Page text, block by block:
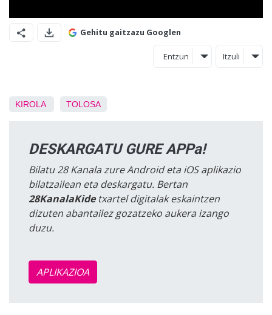
Gehitu gaitzazu Googlen
Entzun Itzuli
KIROLA TOLOSA
DESKARGATU GURE APPa!
Bilatu 28 Kanala zure Android eta iOS aplikazio
bilatzailean eta deskargatu. Bertan
28KanalaKidetxartel digitalak eskaintzen
dizuten abantailez gozatzeko aukera izango
duzu.
APLIKAZIOA